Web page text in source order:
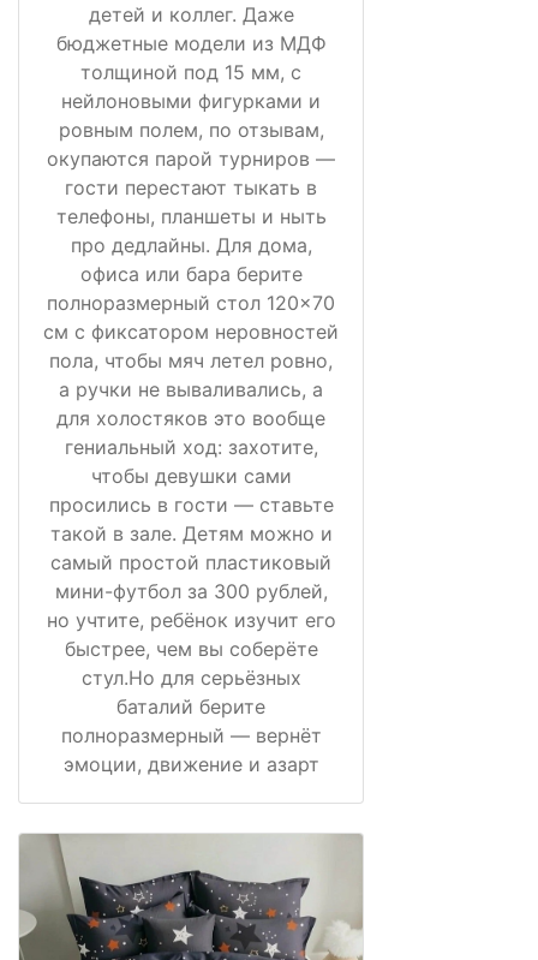
детей и коллег. Даже
бюджетные модели из МДФ
толщиной под 15 мм, с
нейлоновыми фигурками и
ровным полем, по отзывам,
окупаются парой турниров —
гости перестают тыкать в
телефоны, планшеты и ныть
про дедлайны. Для дома,
офиса или бара берите
полноразмерный стол 120×70
см с фиксатором неровностей
пола, чтобы мяч летел ровно,
а ручки не вываливались, а
для холостяков это вообще
гениальный ход: захотите,
чтобы девушки сами
просились в гости — ставьте
такой в зале. Детям можно и
самый простой пластиковый
мини-футбол за 300 рублей,
но учтите, ребёнок изучит его
быстрее, чем вы соберёте
стул.Но для серьёзных
баталий берите
полноразмерный — вернёт
эмоции, движение и азарт